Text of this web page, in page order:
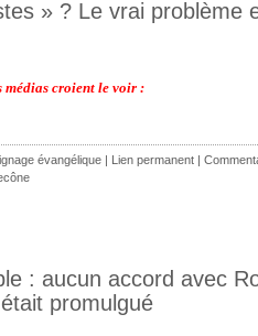
» ? Le vrai problème
médias croient le voir :
évangélique | Lien permanent |
: aucun accord avec
promulgué